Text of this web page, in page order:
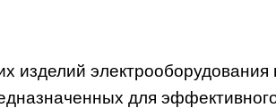
изделий
для